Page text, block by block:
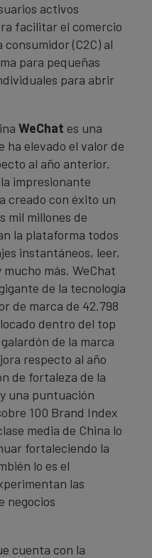
activos
facilitar el comercio
(C2C) al
para pequeñas
para abrir
WeChat es una
ha elevado el valor de
al año anterior.
impresionante
creado con éxito un
mil millones de
la plataforma todos
instantáneos, leer,
más. WeChat
de la tecnología
de marca de 42.798
dentro del top
de la marca
respecto al año
de fortaleza de la
una puntuación
100 Brand Index
media de China lo
fortaleciendo la
lo es el
las
negocios
cuenta con la